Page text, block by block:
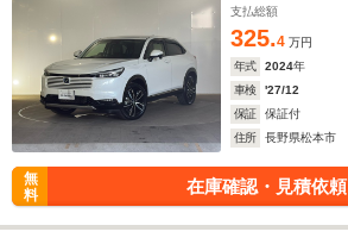
支払総額
325.4 万円
年式
2024年
車検
'27/12
保証
保証付
住所
長野県松本市
無
料
在庫確認・見積依頼